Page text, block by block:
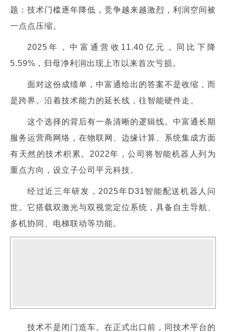
题：技术门槛逐年降低，竞争越来越激烈，利润空间被
一点点压缩。
2025年，中富通营收11.40亿元，同比下降
5.59%，归母净利润出现上市以来首次亏损。
面对这份成绩单，中富通给出的答案不是收缩，而
是跨界。沿着技术能力的延长线，往智能硬件走。
这个选择的背后有一条清晰的逻辑线。中富通长期
服务运营商网络，在物联网、边缘计算、系统集成方面
有天然的技术积累。2022年，公司将智能机器人列为
重点方向，设立子公司平元科技。
经过近三年研发，2025年D31智能配送机器人问
世。它搭载双激光与双视觉定位系统，具备自主导航、
多机协同、电梯联动等功能。
技术不是闭门造车。在正式出口前，同技术平台的